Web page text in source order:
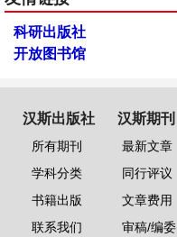
科研出版社
开放图书馆
汉斯出版社
所有期刊
学科分类
书籍出版
联系我们
汉斯期刊
最新文章
同行评议
文章费用
审稿/编委